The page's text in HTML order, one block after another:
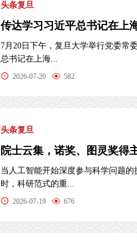
头条复旦
传达学习习近平总书记在上
7月20日下午，复旦大学举行党委常
总书记在上海...
2026-07-20 582
头条复旦
院士云集，诺奖、图灵奖得
当人工智能开始深度参与科学问题
时，科研范式的重...
2026-07-19 676